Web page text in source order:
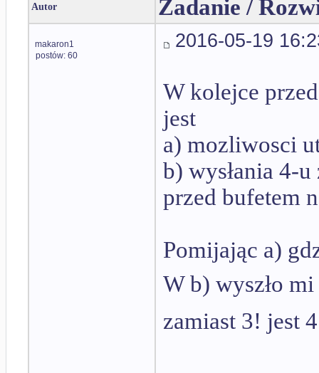
Autor Zadanie /
makaron1
postów: 60
2016-05-19
W kolejce
jest
a) mozliwosci
b) wysłania 4-
przed bufetem
Pomijając a)
W b) wyszło mi
zamiast 3! jest